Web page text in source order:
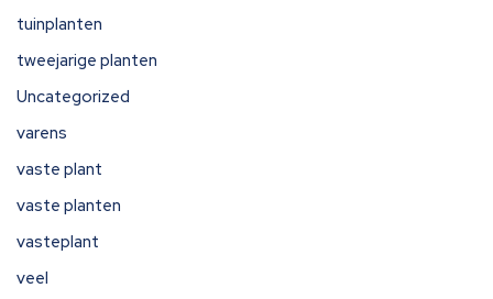
tuinplanten
tweejarige planten
Uncategorized
varens
vaste plant
vaste planten
vasteplant
veel